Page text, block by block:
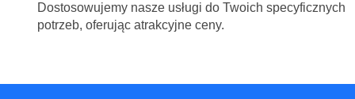
Dostosowujemy nasze usługi do Twoich specyficznych
potrzeb, oferując atrakcyjne ceny.